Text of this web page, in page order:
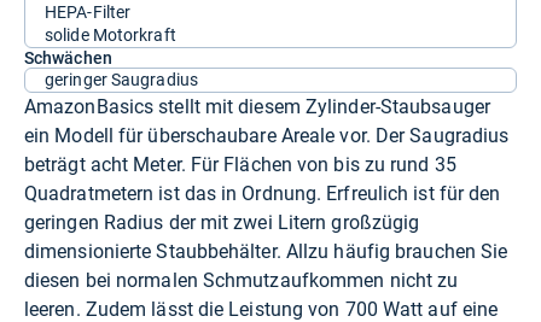
HEPA-Filter
solide Motorkraft
Schwächen
geringer Saugradius
AmazonBasics stellt mit diesem Zylinder-Staubsauger
ein Modell für überschaubare Areale vor. Der Saugradius
beträgt acht Meter. Für Flächen von bis zu rund 35
Quadratmetern ist das in Ordnung. Erfreulich ist für den
geringen Radius der mit zwei Litern großzügig
dimensionierte Staubbehälter. Allzu häufig brauchen Sie
diesen bei normalen Schmutzaufkommen nicht zu
leeren. Zudem lässt die Leistung von 700 Watt auf eine